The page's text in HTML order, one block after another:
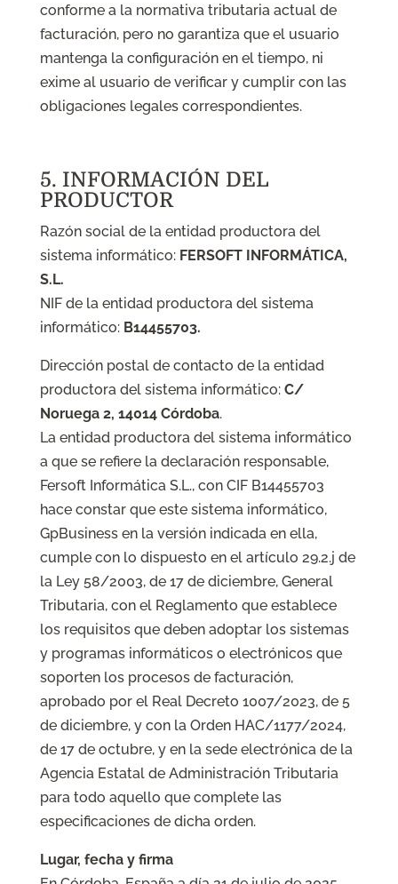
conforme a la normativa tributaria actual de
facturación, pero no garantiza que el usuario
mantenga la configuración en el tiempo, ni
exime al usuario de verificar y cumplir con las
obligaciones legales correspondientes.
5. INFORMACIÓN DEL
PRODUCTOR
Razón social de la entidad productora del
sistema informático: FERSOFT INFORMÁTICA,
S.L.
NIF de la entidad productora del sistema
informático: B14455703.
Dirección postal de contacto de la entidad
productora del sistema informático: C/
Noruega 2, 14014 Córdoba.
La entidad productora del sistema informático
a que se refiere la declaración responsable,
Fersoft Informática S.L., con CIF B14455703
hace constar que este sistema informático,
GpBusiness en la versión indicada en ella,
cumple con lo dispuesto en el artículo 29.2.j de
la Ley 58/2003, de 17 de diciembre, General
Tributaria, con el Reglamento que establece
los requisitos que deben adoptar los sistemas
y programas informáticos o electrónicos que
soporten los procesos de facturación,
aprobado por el Real Decreto 1007/2023, de 5
de diciembre, y con la Orden HAC/1177/2024,
de 17 de octubre, y en la sede electrónica de la
Agencia Estatal de Administración Tributaria
para todo aquello que complete las
especificaciones de dicha orden.
Lugar, fecha y firma